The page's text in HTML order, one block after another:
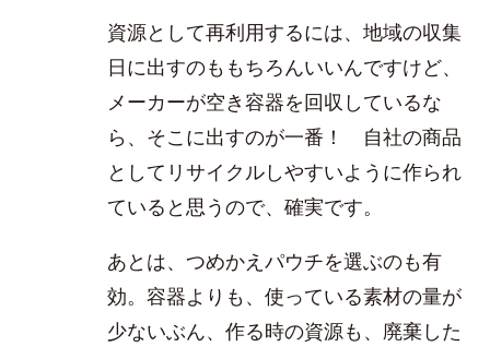
資源として再利用するには、地域の収集
日に出すのももちろんいいんですけど、
メーカーが空き容器を回収しているな
ら、そこに出すのが一番！ 自社の商品
としてリサイクルしやすいように作られ
ていると思うので、確実です。
あとは、つめかえパウチを選ぶのも有
効。容器よりも、使っている素材の量が
少ないぶん、作る時の資源も、廃棄した